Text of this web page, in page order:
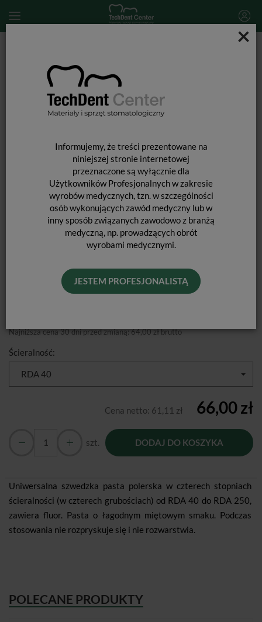
×
Informujemy, że treści prezentowane na
niniejszej stronie internetowej
przeznaczone są wyłącznie dla
Użytkowników Profesjonalnych w zakresie
wyrobów medycznych, tzn. w szczególności
osób wykonujących zawód medyczny lub w
inny sposób związanych zawodowo z branżą
medyczną, np. prowadzących obrót
wyrobami medycznymi.
JESTEM PROFESJONALISTĄ
Pasta polerska CCS Prophy Paste / opak. 60ml
PASTA POLERSKA CCS PROPHY
PASTE / OPAK. 60ML
Directa
Jest
Najniższa cena 30 dni przed zmianą:64,00 zł brutto
Ścieralność:
RDA 40
Cena netto: 61,11 zł 66,00 zł
szt. DODAJ DO KOSZYKA
Uniwersalna szwedzka pasta polerska w czterech stopniach
ścieralności (w czterech grubościach) od RDA 40 do RDA 250,
zawiera fluor. Pasta o łagodnym miętowym smaku. Podczas
stosowania nie rozpryskuje się i nie rozwarstwia.
POLECANE PRODUKTY